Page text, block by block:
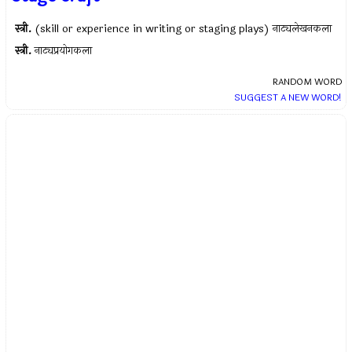
स्त्री. (skill or experience in writing or staging plays) नाट्यलेखनकला
स्त्री. नाट्यप्रयोगकला
RANDOM WORD
SUGGEST A NEW WORD!